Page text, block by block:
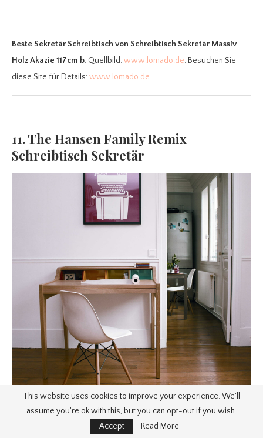
Beste Sekretär Schreibtisch von Schreibtisch Sekretär Massiv
Holz Akazie 117cm b. Quellbild:www.lomado.de. Besuchen Sie
diese Site für Details:www.lomado.de
11. The Hansen Family Remix
Schreibtisch Sekretär
This website uses cookies to improve your experience. We'll
assume you're ok with this, but you can opt-out if you wish.
Accept
Read More